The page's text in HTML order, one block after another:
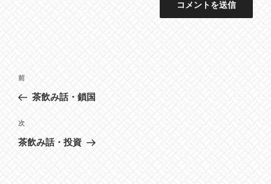
投
稿
ナ
ビ
ゲ
ー
シ
前
の
投
稿
前
茶飲み話・鎖国
次
の
投
稿
次
茶飲み話・投資